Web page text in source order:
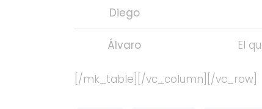
Diego
Álvaro El
[/mk_table][/vc_column][/vc_row]